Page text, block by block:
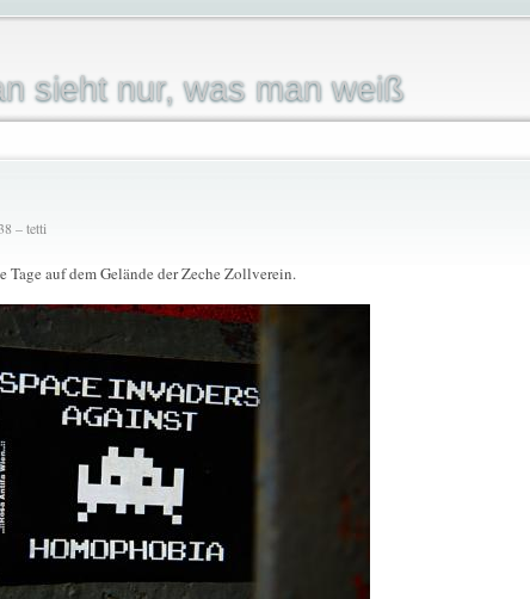
sieht nur, was man weiß
– tetti
Tage auf dem Gelände der Zeche Zollverein.